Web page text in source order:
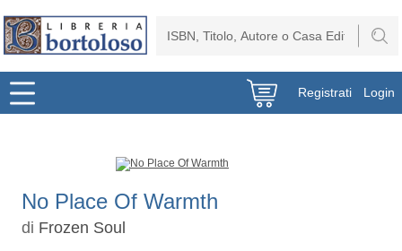
Registrati Login
No Place Of Warmth
di Frozen Soul